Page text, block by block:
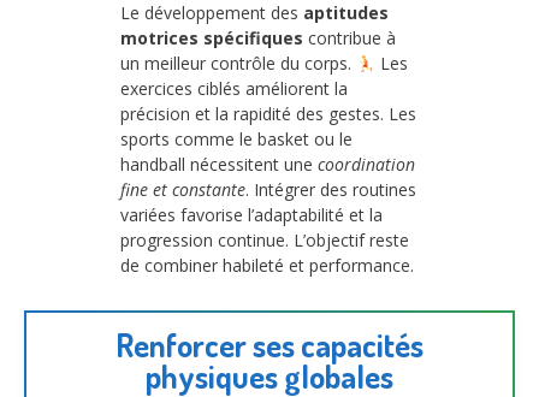
Le développement des aptitudes
motrices spécifiques contribue à
un meilleur contrôle du corps.
Les
exercices ciblés améliorent la
précision et la rapidité des gestes. Les
sports comme le basket ou le
handball nécessitent une coordination
fine et constante. Intégrer des routines
variées favorise l’adaptabilité et la
progression continue. L’objectif reste
de combiner habileté et performance.
Renforcer ses capacités
physiques globales